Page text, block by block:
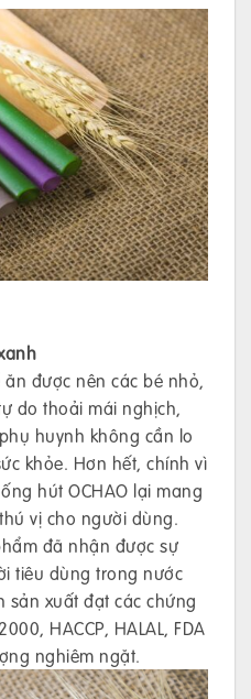
được nên các bé nhỏ,
do thoải mái nghịch,
huynh không cần lo
khỏe. Hơn hết, chính vì
hút OCHAO lại mang
vị cho người dùng.
đã nhận được sự
tiêu dùng trong nước
sản xuất đạt các chứng
HACCP, HALAL, FDA
nghiêm ngặt.